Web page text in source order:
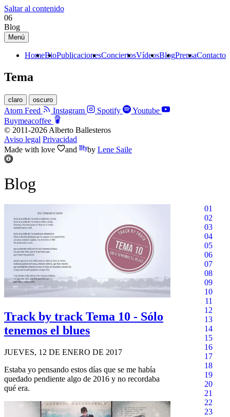
Saltar al contenido
06
Blog
Menú
HomeBioPublicacionesConciertosVídeosBlogPrensaContacto
Tema
claro oscuro
Atom Feed Instagram Spotify
Youtube
Buymeacoffee
© 2011-2026 Alberto Ballesteros
Aviso legal Privacidad
Made with love and by Lene Saile
Blog
Track by track Tema 10 - Sólo
tenemos el blues
JUEVES, 12 DE ENERO DE 2017
Estaba yo pensando estos días que se me había
quedado pendiente algo de 2016 y no recordaba
qué era.
01
02
03
04
05
06
07
08
09
10
11
12
13
14
15
16
17
18
19
20
21
22
23